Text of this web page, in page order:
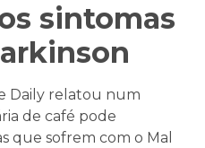
sintomas
Daily relatou num
de café pode
que sofrem com o Mal